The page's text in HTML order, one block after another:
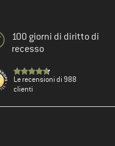
100 giorni di diritto di
recesso
Le recensioni di 988
clienti